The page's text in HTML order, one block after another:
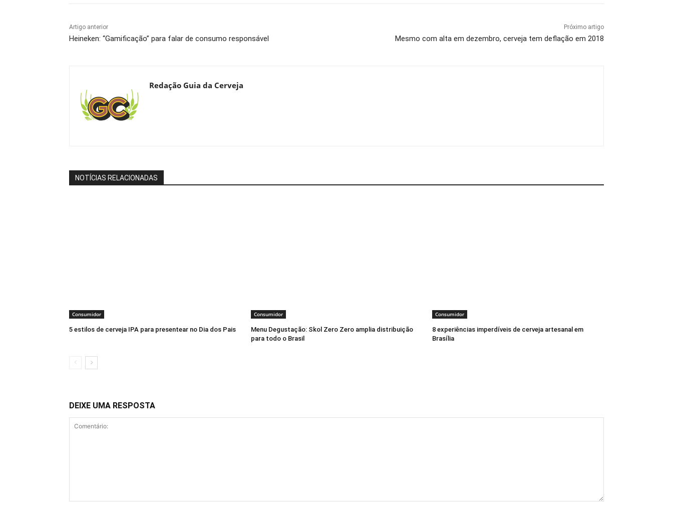
Artigo anterior
Heineken: “Gamificação” para falar de consumo responsável
Próximo artigo
Mesmo com alta em dezembro, cerveja tem deflação em 2018
Redação Guia da Cerveja
NOTÍCIAS RELACIONADAS
Consumidor
5 estilos de cerveja IPA para presentear no Dia dos Pais
Consumidor
Menu Degustação: Skol Zero Zero amplia distribuição
para todo o Brasil
Consumidor
8 experiências imperdíveis de cerveja artesanal em
Brasília
DEIXE UMA RESPOSTA